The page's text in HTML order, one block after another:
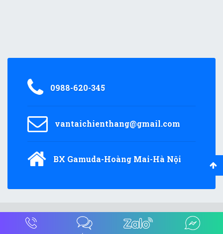
0988-620-345
vantaichienthang@gmail.com
BX Gamuda-Hoàng Mai-Hà Nội
vantaichienthang.com All Rights Reserved.